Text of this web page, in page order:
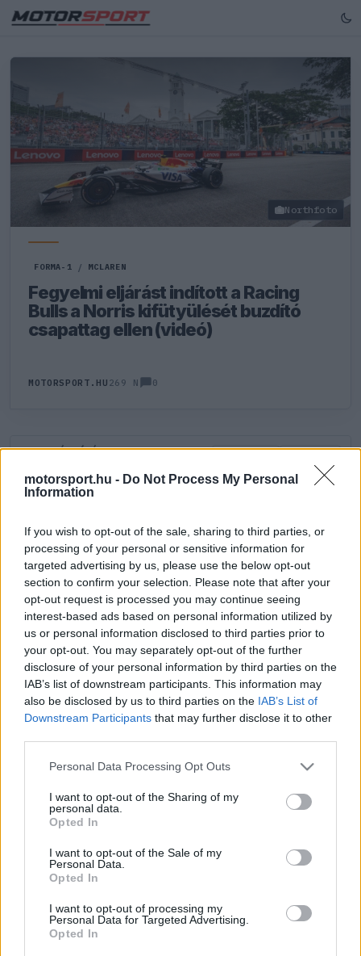
motorsport.hu - Do Not Process My Personal
Information
If you wish to opt-out of the sale, sharing to third parties, or
processing of your personal or sensitive information for
targeted advertising by us, please use the below opt-out
section to confirm your selection. Please note that after your
opt-out request is processed you may continue seeing
interest-based ads based on personal information utilized by
us or personal information disclosed to third parties prior to
your opt-out. You may separately opt-out of the further
disclosure of your personal information by third parties on the
IAB’s list of downstream participants. This information may
also be disclosed by us to third parties on the IAB’s List of
Downstream Participants that may further disclose it to other
Please note that this website/app uses one or more Google
not limited to your visit or usage behaviour. You may click to
grant or deny consent to Google and its third-party tags to
use your data for below specified purposes in below Google
consent section.
Personal Data Processing Opt Outs
I want to opt-out of the Sharing of my
personal data.
Opted In
I want to opt-out of the Sale of my
Personal Data.
Opted In
I want to opt-out of processing my
Personal Data for Targeted Advertising.
Opted In
Northfoto
FORMA-1 / MCLAREN
Fegyelmi eljárást indított a Racing
Bulls a Norris kifütyülését buzdító
csapattag ellen (videó)
MOTORSPORT.HU 269 N 0
0HOZZÁSZÓLÁS
Meglévő felhasználó Új felhasználó
Belépés e-maillel
Elfelejtett jelszó?
Lépj be felhasználónévvel és jelszóval, majd állj át
Még nincs hozzászólás. Légy te az első!
Friss tartalmakért kövessetek minket a Google
Híreken is.